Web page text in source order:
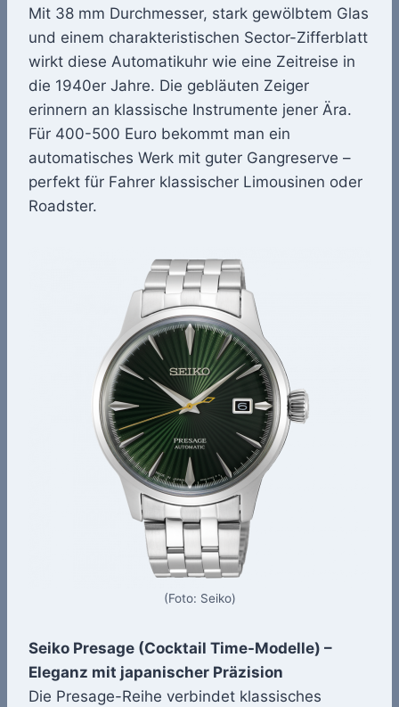
Mit 38 mm Durchmesser, stark gewölbtem Glas
und einem charakteristischen Sector-Zifferblatt
wirkt diese Automatikuhr wie eine Zeitreise in
die 1940er Jahre. Die gebläuten Zeiger
erinnern an klassische Instrumente jener Ära.
Für 400-500 Euro bekommt man ein
automatisches Werk mit guter Gangreserve –
perfekt für Fahrer klassischer Limousinen oder
Roadster.
(Foto: Seiko)
Seiko Presage (Cocktail Time-Modelle) –
Eleganz mit japanischer Präzision
Die Presage-Reihe verbindet klassisches